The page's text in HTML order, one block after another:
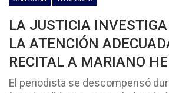
LA JUSTICIA
LA ATENCIÓN
RECITAL A MARIANO
El periodista se descompensó